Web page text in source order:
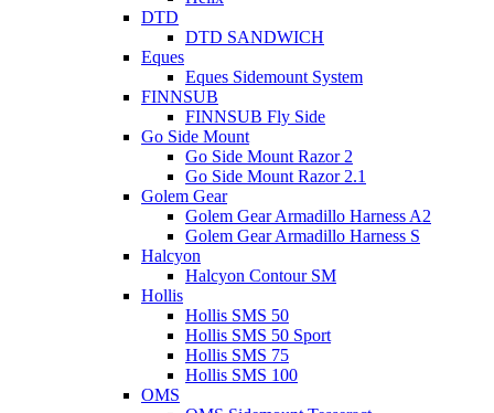
DTD
DTD SANDWICH
Eques
Eques Sidemount System
FINNSUB
FINNSUB Fly Side
Go Side Mount
Go Side Mount Razor 2
Go Side Mount Razor 2.1
Golem Gear
Golem Gear Armadillo Harness A2
Golem Gear Armadillo Harness S
Halcyon
Halcyon Contour SM
Hollis
Hollis SMS 50
Hollis SMS 50 Sport
Hollis SMS 75
Hollis SMS 100
OMS